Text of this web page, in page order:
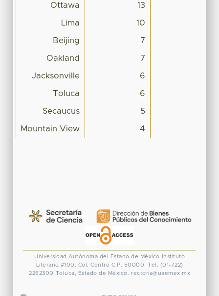
Ottawa 13
Lima 10
Beijing 7
Oakland 7
Jacksonville 6
Toluca 6
Secaucus 5
Mountain View 4
Universidad Autónoma del Estado de México
Instituto
Literario #100. Col. Centro C.P. 50000. Tel. (01-722)
2262300 Toluca, Estado de México. rectoria@uaemex.mx